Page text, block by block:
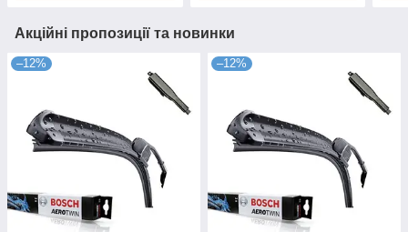
Акційні пропозиції та новинки
–12% –12%